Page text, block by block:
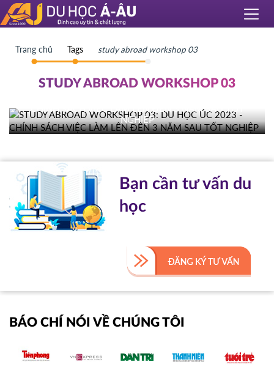
Trang chủ Tags study abroad workshop 03
STUDY ABROAD WORKSHOP 03
CHÍNH SÁCH VIỆC LÀM LÊN ĐẾN 3 NĂM SAU TỐT
NGHIỆP
Bạn cần tư vấn du
học
BÁO CHÍ NÓI VỀ CHÚNG TÔI